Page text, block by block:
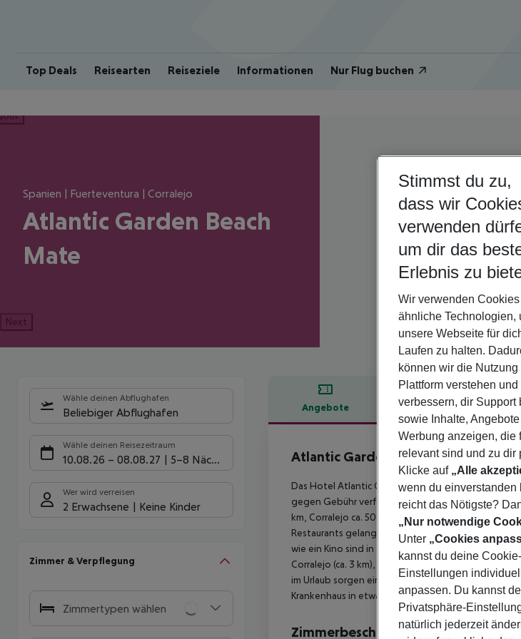
Top Deals Reisearten Reiseziele Informationen Nur Flug buchen
Spanien | Fuerteventura | Corralejo
Atlantic Garden Beach
Mate
Next
Wähle deinen Abflughafen
Beliebiger Abflughafen
Wähle deinen Reisezeitraum
10.08.26 – 08.08.27 5-8 Nächte
Wer wird verreisen
2 Erwachsene Keine Kinder
Zimmer & Verpflegung
Zimmertypen wählen
Angebote Hotelbeschreibung
Hotelbeschreibung
Atlantic Garden Beach Mate 0
Das Hotel Atlantic Garden Beach Mate befindet
gegen Gebühr verfügbar. Zum touristischen
km, Corralejo ca. 500 m). Ein Supermarkt sowie
Restaurants gelangt man ebenfalls nach rund 50
wie ein Kino sind in ca. 30 km Entfernung zu
Corralejo (ca. 3 km), El Cotillo/ El Toston (ca. 20
im Urlaub sorgen ein Taxistand (ca. 30 m) und eine
Krankenhaus in etwa 34 km Entfernung. Der
Zimmerbeschreibung
Stimmst du zu,
dass wir
verwenden
um dir das
Erlebnis zu
Wir verwenden Cookies
ähnliche Technologien,
unsere Webseite für
Laufen zu halten.
können wir die Nutzung
Plattform verstehen und
verbessern, dir Support
sowie Inhalte, Angebote
Werbung anzeigen, die
relevant sind und zu dir
Klicke auf „Alle
wenn du einverstanden
reicht das Nötigste?
„Nur notwendige
Unter „Cookies
kannst du deine Cookie-
Einstellungen individuell
anpassen. Du kannst
Privatsphäre-
natürlich jederzeit